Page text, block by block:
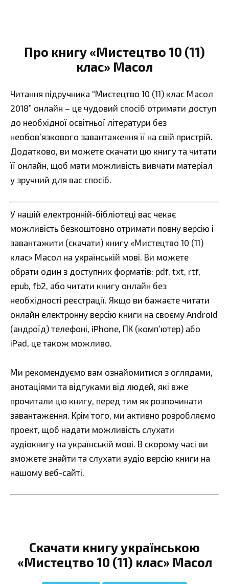
Про книгу «Мистецтво 10 (11)
клас» Масол
Читання підручника “Мистецтво 10 (11) клас Масол
2018” онлайн – це чудовий спосіб отримати доступ
до необхідної освітньої літератури без
необов’язкового завантаження її на свій пристрій.
Додатково, ви можете скачати цю книгу та читати
її онлайн, щоб мати можливість вивчати матеріал
у зручний для вас спосіб.
У нашій електронній-бібліотеці вас чекає
можливість безкоштовно отримати повну версію і
завантажити (скачати) книгу «Мистецтво 10 (11)
клас» Масол на українській мові. Ви можете
обрати один з доступних форматів: pdf, txt, rtf,
epub, fb2, або читати книгу онлайн без
необхідності реєстрації. Якщо ви бажаєте читати
онлайн електронну версію книги на своєму Android
(андроїд) телефоні, iPhone, ПК (комп’ютер) або
iPad, це також можливо.
Ми рекомендуємо вам ознайомитися з оглядами,
анотаціями та відгуками від людей, які вже
прочитали цю книгу, перед тим як розпочинати
завантаження. Крім того, ми активно розробляємо
проект, щоб надати можливість слухати
аудіокнигу на українській мові. В скорому часі ви
зможете знайти та слухати аудіо версію книги на
нашому веб-сайті.
Скачати книгу українською
«Мистецтво 10 (11) клас» Масол